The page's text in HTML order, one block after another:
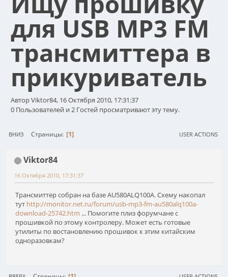
для USB MP3 FM
трансмиттера в
прикуриватель
Автор Viktor84, 16 Октября 2010, 17:31:37
0 Пользователей и 2 Гостей просматривают эту тему.
ВНИЗ Страницы 1 USER ACTIONS
Viktor84
16 Октября 2010, 17:31:37
Трансмиттер собран на базе AU580ALQ100A. Схему накопал
тут http://monitor.net.ru/forum/usb-mp3-fm-au580alq100a-
download-25742.htm ... Помогите плиз форумчане с
прошивкой по этому контролеру. Может есть готовые
утилиты по востановлению прошивок к этим китайским
одноразовкам?